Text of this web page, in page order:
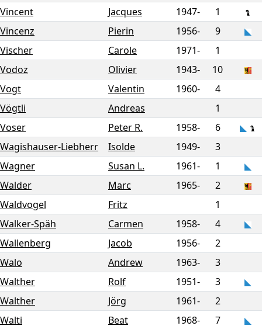
Vincent Jacques 1947-
1
Vincenz
Pierin 1956-
9
Vischer
Carole 1971-
1
Vodoz
Olivier 1943-
10
Vogt
Valentin 1960-
4
Vögtli
Andreas
1
Voser
Peter R. 1958-
6
Wagishauser-Liebherr
Isolde 1949-
3
Wagner
Susan L. 1961-
1
Walder
Marc 1965-
2
Waldvogel
Fritz
1
Walker-Späh
Carmen 1958-
4
Wallenberg
Jacob 1956-
2
Walo
Andrew 1963-
3
Walther
Rolf 1951-
3
Walther
Jörg 1961-
2
Walti
Beat 1968- 7